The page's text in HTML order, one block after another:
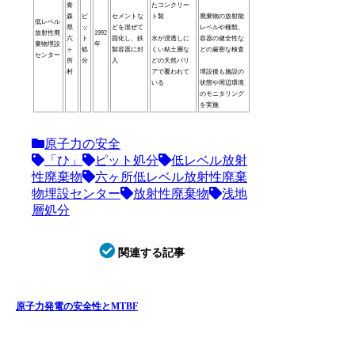
低レベル
放射性廃
棄物埋設
センター
青
森
県
六
ヶ
所
村
ピ
ッ
ト
処
分
1992
年
セメントな
どを混ぜて
固化し、鉄
製容器に封
入
たコンクリー
ト製
水が浸透しに
くい粘土層な
どの天然バリ
アで覆われて
いる
廃棄物の放射能
レベルや種類、
容器の健全性な
どの厳密な検査
埋設後も施設の
状態や周辺環境
のモニタリング
を実施
原子力の安全
「ひ」
ピット処分
低レベル放射
性廃棄物
六ヶ所低レベル放射性廃棄
物埋設センター
放射性廃棄物
浅地
層処分
関連する記事
原子力発電の安全性とMTBF